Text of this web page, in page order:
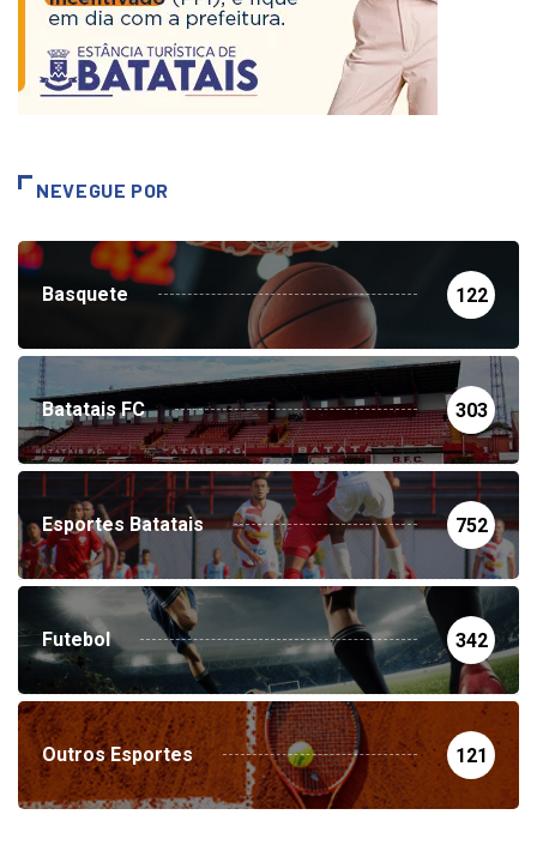
NEVEGUE POR
Basquete 122
Batatais FC 303
Esportes Batatais 752
Futebol 342
Outros Esportes 121